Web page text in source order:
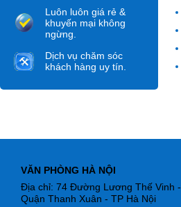
Luôn luôn giá rẻ &
khuyến mại không
ngừng.
Dịch vụ chăm sóc
khách hàng uy tín.
VĂN PHÒNG HÀ NỘI
Địa chỉ: 74 Đường Lương Thế Vinh -
Quận Thanh Xuân - TP Hà Nội